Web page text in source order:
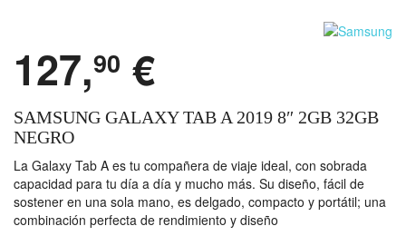
127,90 €
SAMSUNG GALAXY TAB A 2019 8″ 2GB 32GB
NEGRO
La Galaxy Tab A es tu compañera de viaje ideal, con sobrada
capacidad para tu día a día y mucho más. Su diseño, fácil de
sostener en una sola mano, es delgado, compacto y portátil; una
combinación perfecta de rendimiento y diseño